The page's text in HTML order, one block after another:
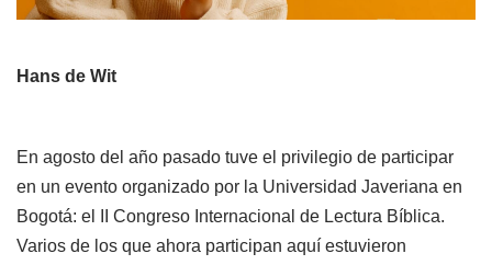
Hans de Wit
En agosto del año pasado tuve el privilegio de participar
en un evento organizado por la Universidad Javeriana en
Bogotá: el II Congreso Internacional de Lectura Bíblica.
Varios de los que ahora participan aquí estuvieron